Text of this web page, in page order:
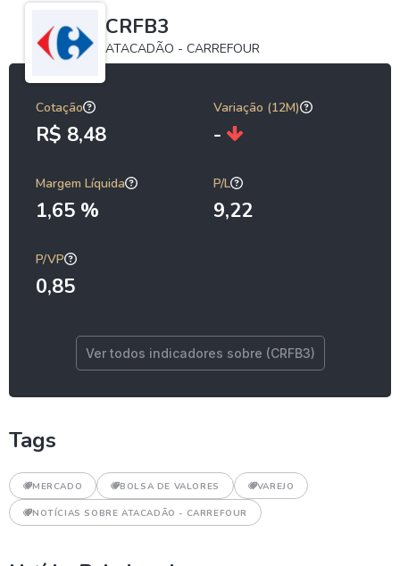
CRFB3
ATACADÃO - CARREFOUR
Cotação
R$ 8,48
Variação (12M)
-
Margem Líquida
1,65 %
P/L
9,22
P/VP
0,85
Ver todos indicadores sobre (CRFB3)
Tags
MERCADO BOLSA DE VALORES VAREJO
NOTÍCIAS SOBRE ATACADÃO - CARREFOUR